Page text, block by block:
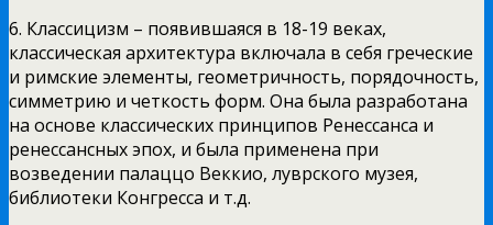
6. Классицизм – появившаяся в 18-19 веках,
классическая архитектура включала в себя греческие
и римские элементы, геометричность, порядочность,
симметрию и четкость форм. Она была разработана
на основе классических принципов Ренессанса и
ренессансных эпох, и была применена при
возведении палаццо Веккио, луврского музея,
библиотеки Конгресса и т.д.